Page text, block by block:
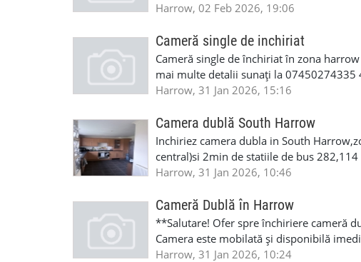
Harrow, 02 Feb 2026, 19:06
Cameră single de inchiriat
Cameră single de închiriat în zona
mai multe detalii sunați la 07450274335
Harrow, 31 Jan 2026, 15:16
Camera dublă South Harrow
Inchiriez camera dubla in South
central)si 2min de statiile de bus
room,frigider propiu,parcare
Harrow, 31 Jan 2026, 10:46
Cameră Dublă în Harrow
**Salutare! Ofer spre închiriere cameră
Camera este mobilată și disponibilă
de transport și magazine. Pentru mai
Harrow, 31 Jan 2026, 10:24